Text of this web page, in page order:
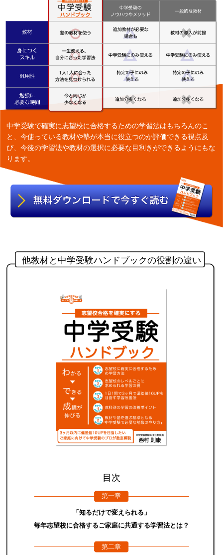
中学受験で確実に志望校に合格するための学習法はもちろんのこ
と、今使っている教材や塾が本当に役立つのか評価できる視点及
び、今後の学習法や教材の選択に必要な目利きができるようにもな
ります。
他教材と中学受験ハンドブックの役割の違い
目次
第一章
「知るだけで変えられる」
毎年志望校に合格するご家庭に共通する学習法とは？
第二章